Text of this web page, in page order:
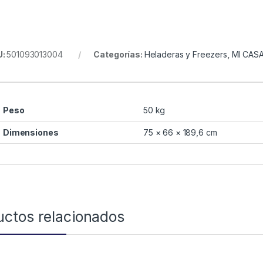
501093013004 Categorías: Heladeras y Freezers MI
Peso 50 kg
Dimensiones 75 × 66 × 189,6 cm
relacionados